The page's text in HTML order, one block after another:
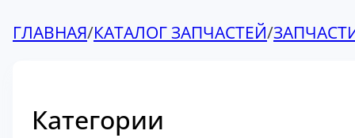
ГЛАВНАЯ/КАТАЛОГ ЗАПЧАСТЕЙ/
Категории